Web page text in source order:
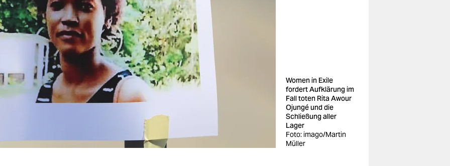
Women in Exile
fordert Aufklärung im
Fall toten Rita Awour
Ojungé und die
Schließung aller
Lager
Foto: imago/Martin
Müller